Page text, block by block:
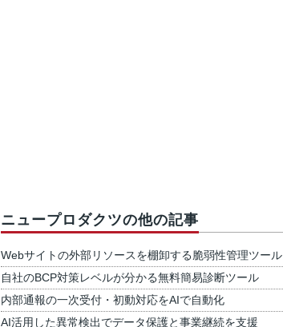
ニュープロダクツの他の記事
Webサイトの外部リソースを棚卸する脆弱性管理ツール
自社のBCP対策レベルが分かる無料簡易診断ツール
内部通報の一次受付・初動対応をAIで自動化
AI活用した異常検出でデータ保護と事業継続を支援